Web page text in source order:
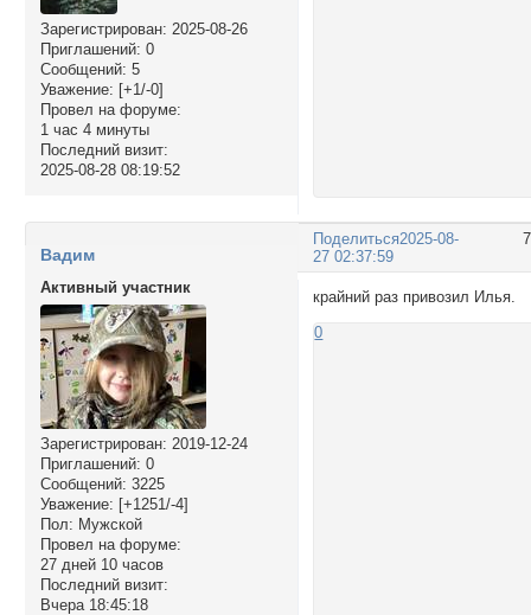
Зарегистрирован: 2025-08-26
Приглашений: 0
Сообщений: 5
Уважение: [+1/-0]
Провел на форуме:
1 час 4 минуты
Последний визит:
2025-08-28 08:19:52
Поделиться2025-08-
27 02:37:59
Вадим
Активный участник
Зарегистрирован: 2019-12-24
Приглашений: 0
Сообщений: 3225
Уважение: [+1251/-4]
Пол: Мужской
Провел на форуме:
27 дней 10 часов
Последний визит:
Вчера 18:45:18
крайний раз привозил Илья.
0